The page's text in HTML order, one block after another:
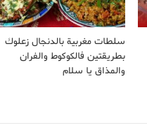
سلطات مغربية بالدنجال زعلوك
بطريقتين فالكوكوط والفران
والمذاق يا سلام